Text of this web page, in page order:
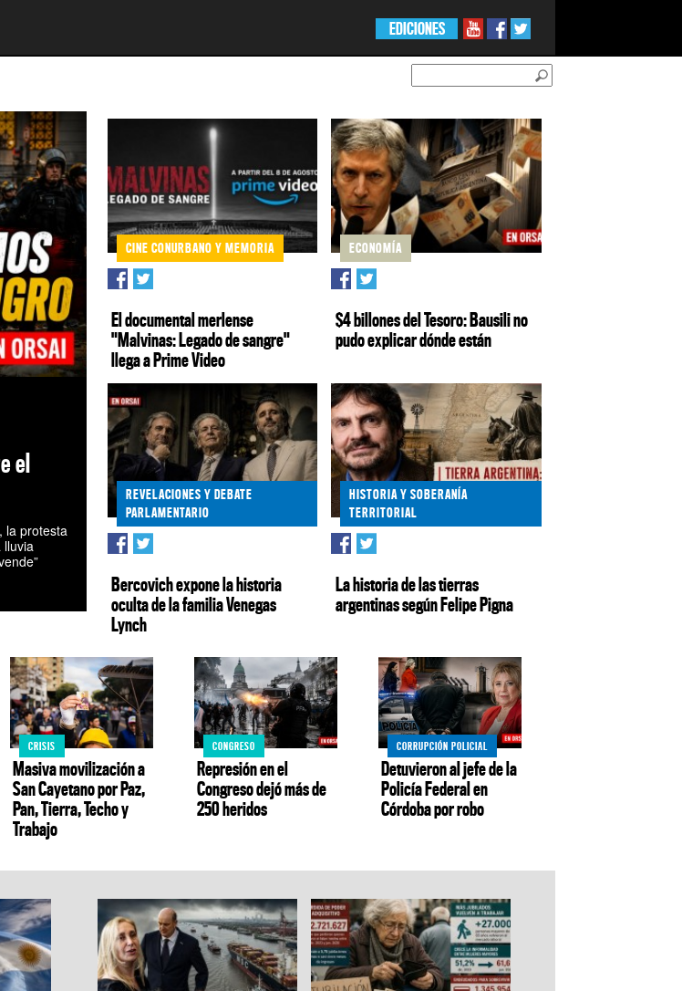
EDICIONES
el
la protesta
CINE CONURBANO Y MEMORIA
El documental merlense
"Malvinas: Legado de sangre"
llega a Prime Video
ECONOMÍA
$4 billones del Tesoro: Bausili no
pudo explicar dónde están
REVELACIONES Y DEBATE
PARLAMENTARIO
Bercovich expone la historia
oculta de la familia Venegas
Lynch
HISTORIA Y SOBERANÍA
TERRITORIAL
La historia de las tierras
argentinas según Felipe Pigna
CRISIS
Masiva movilización a
San Cayetano por Paz,
Pan, Tierra, Techo y
Trabajo
CONGRESO
Represión en el
Congreso dejó más de
250 heridos
CORRUPCIÓN POLICIAL
Detuvieron al jefe de la
Policía Federal en
Córdoba por robo